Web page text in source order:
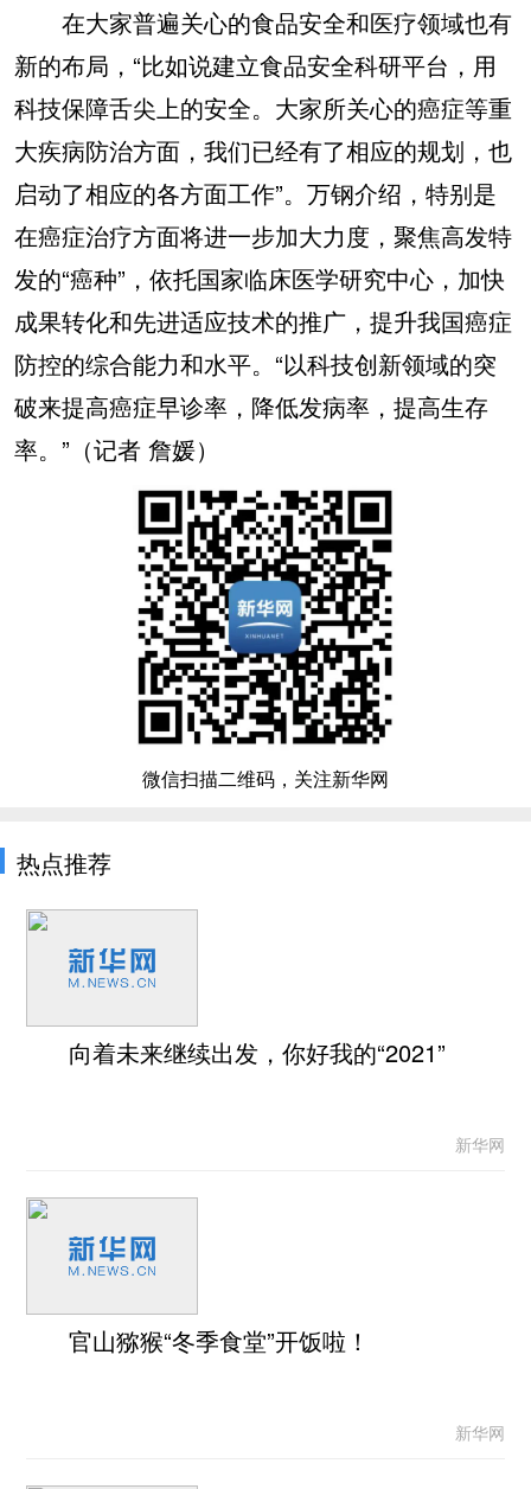
在大家普遍关心的食品安全和医疗领域也有
新的布局，“比如说建立食品安全科研平台，用
科技保障舌尖上的安全。大家所关心的癌症等重
大疾病防治方面，我们已经有了相应的规划，也
启动了相应的各方面工作”。万钢介绍，特别是
在癌症治疗方面将进一步加大力度，聚焦高发特
发的“癌种”，依托国家临床医学研究中心，加快
成果转化和先进适应技术的推广，提升我国癌症
防控的综合能力和水平。“以科技创新领域的突
破来提高癌症早诊率，降低发病率，提高生存
率。”（记者 詹媛）
微信扫描二维码，关注新华网
热点推荐
向着未来继续出发，你好我的“2021”
新华网
官山猕猴“冬季食堂”开饭啦！
新华网